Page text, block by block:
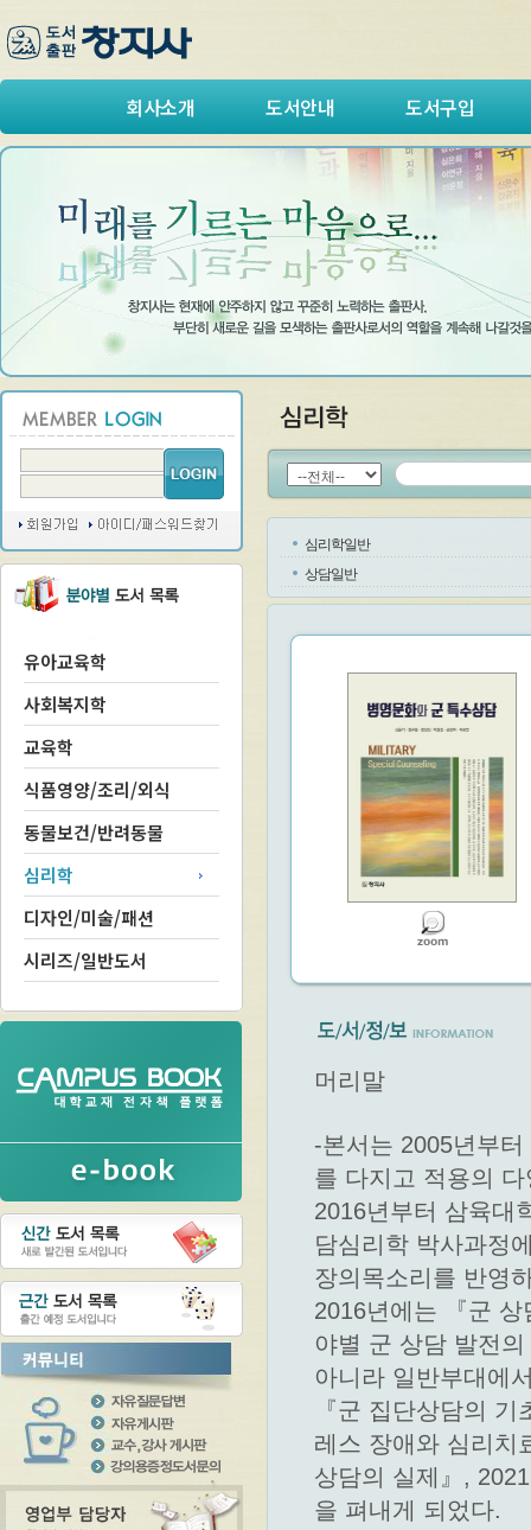
회사소개 도서안내 도서구입
유아교육학
사회복지학
교육학
식품영양/조리/외식
동물보건/반려동물
심리학
디자인/미술/패션
시리즈/일반도서
심리학일반
상담일반
머리말
-본서는 2005년부
를 다지고 적용의
2016년부터 삼육대
담심리학 박사과정
장의목소리를 반영
2016년에는 『군
야별 군 상담 발전
아니라 일반부대에
『군 집단상담의
레스 장애와 심리치
상담의 실제』,
을 펴내게 되었다.